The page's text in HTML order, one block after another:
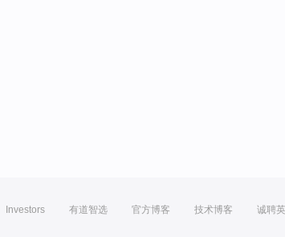
Investors 有道智选 官方博客 技术博客 诚聘